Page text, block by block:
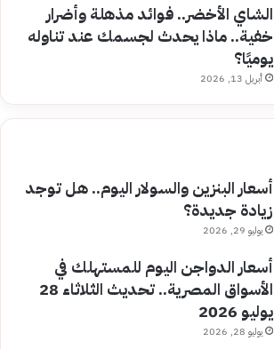
الشاي الأخضر.. فوائد مذهلة وأضرار
خفية.. ماذا يحدث لجسمك عند تناوله
يوميًا؟
أبريل 13, 2026
أسعار البنزين والسولار اليوم.. هل توجد
زيادة جديدة؟
يوليو 29, 2026
أسعار الدواجن اليوم للمستهلك في
الأسواق المصرية.. تحديث الثلاثاء 28
يوليو 2026
يوليو 28, 2026